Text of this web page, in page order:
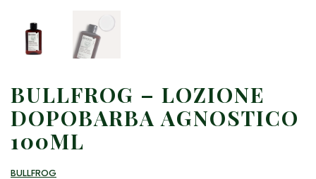
BULLFROG – LOZIONE
DOPOBARBA AGNOSTICO
100ML
BULLFROG